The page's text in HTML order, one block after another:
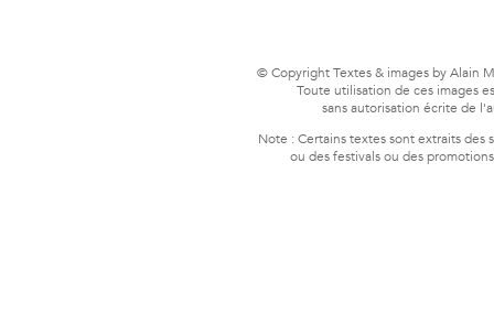
© Copyright Textes & images by Alain
Toute utilisation de ces images
sans autorisation écrite de
Note : Certains textes sont extraits des
ou des festivals ou des